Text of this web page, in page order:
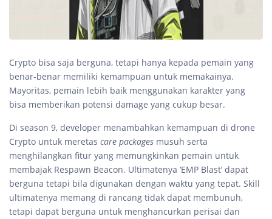
Crypto bisa saja berguna, tetapi hanya kepada pemain yang
benar-benar memiliki kemampuan untuk memakainya.
Mayoritas, pemain lebih baik menggunakan karakter yang
bisa memberikan potensi damage yang cukup besar.
Di season 9, developer menambahkan kemampuan di drone
Crypto untuk meretas care packages musuh serta
menghilangkan fitur yang memungkinkan pemain untuk
membajak Respawn Beacon. Ultimatenya ‘EMP Blast’ dapat
berguna tetapi bila digunakan dengan waktu yang tepat. Skill
ultimatenya memang di rancang tidak dapat membunuh,
tetapi dapat berguna untuk menghancurkan perisai dan